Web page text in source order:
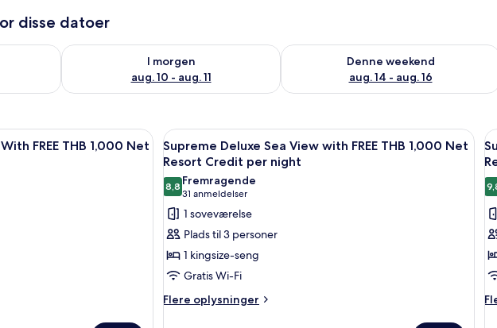
disse datoer
aug. 9 - aug. 10
I morgen
aug. 10 - aug. 11
Tjek tilgængelighed for i morgen aug. 10 - aug. 11
Denne weekend
aug. 14 - aug. 16
Tjek tilgængelighed for denne
Minibar, pengeskab på værelset, strygejern/strygebræt, gratis Wi-Fi
FREE THB 1,000 Net
Indlæs
alle
billeder
af
Supreme
Deluxe
Sea
View
with
FREE
En træterrasse med en sofa, et bord
6
Supreme Deluxe Sea View with FREE THB 1,000 Net
Resort Credit per night
8,88,8 ud af 10
Fremragende
31 anmeldelser
(31
anmeldelser)
1 soveværelse
Plads til 3 personer
1 kingsize-seng
Gratis Wi-Fi
Flere oplysninger
Flere
af